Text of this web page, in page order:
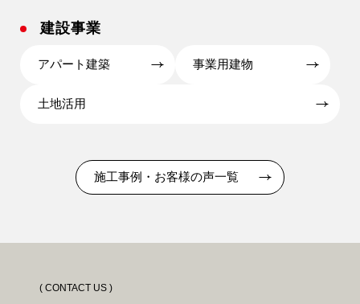
建設事業
アパート建築 事業用建物
土地活用
施工事例・お客様の声一覧
( CONTACT US )